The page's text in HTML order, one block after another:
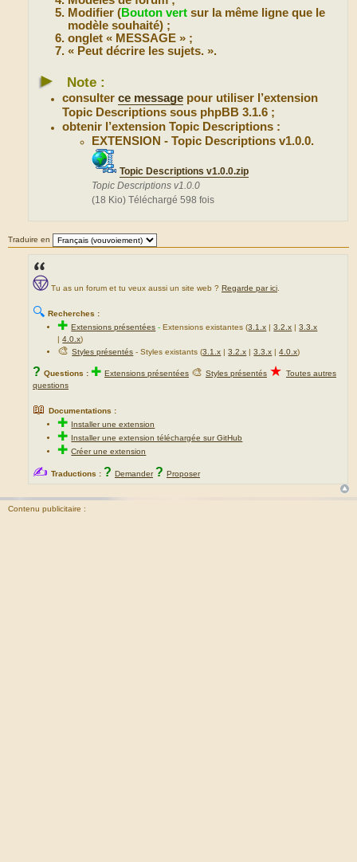
Modifier (Bouton vert sur la même ligne que le
modèle souhaité) ;
onglet « MESSAGE » ;
« Peut décrire les sujets. ».
► Note :
consulterce message pour utiliser l’extension
Topic Descriptions sous phpBB 3.1.6 ;
obtenir l’extension Topic Descriptions :
EXTENSION - Topic Descriptions v1.0.0.
Topic Descriptions v1.0.0.zip
Topic Descriptions v1.0.0
(18 Kio) Téléchargé 598 fois
Traduire en
Tu as un forum et tu veux aussi un site web ? Regarde par ici
🔍 Recherches :
✚Extensions présentées -Extensions existantes (3.1.x |3.2.x |3.3.x
|4.0.x)
🎨Styles présentés - Styles existants (3.1.x |3.2.x |3.3.x |4.0.x)
? Questions : ✚ Extensions présentées 🎨 Styles présentés ★ Toutes autres
questions
📖 Documentations :
✚ Installer une extension
✚ Installer une extension téléchargée sur GitHub
✚Créer une extension
✍ Traductions : ? Demander ? Proposer
Contenu publicitaire :